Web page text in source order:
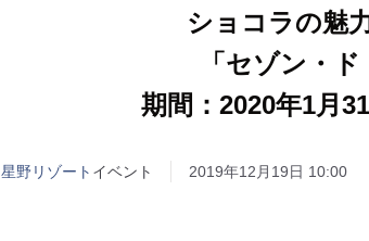
ショコラの魅
「セゾン・
期間：2020年1月
星野リゾート イベント 2019年12月19日 10:00